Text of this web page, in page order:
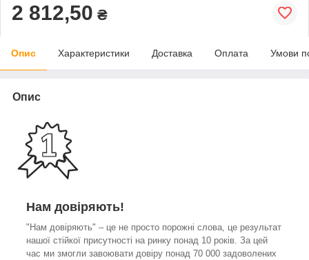
2 812,50 ₴
Опис Характеристики Доставка Оплата Умови
Опис
Нам довіряють!
"Нам довіряють" – це не просто порожні слова, це результат
нашої стійкої присутності на ринку понад 10 років. За цей
час ми змогли завоювати довіру понад 70 000 задоволених